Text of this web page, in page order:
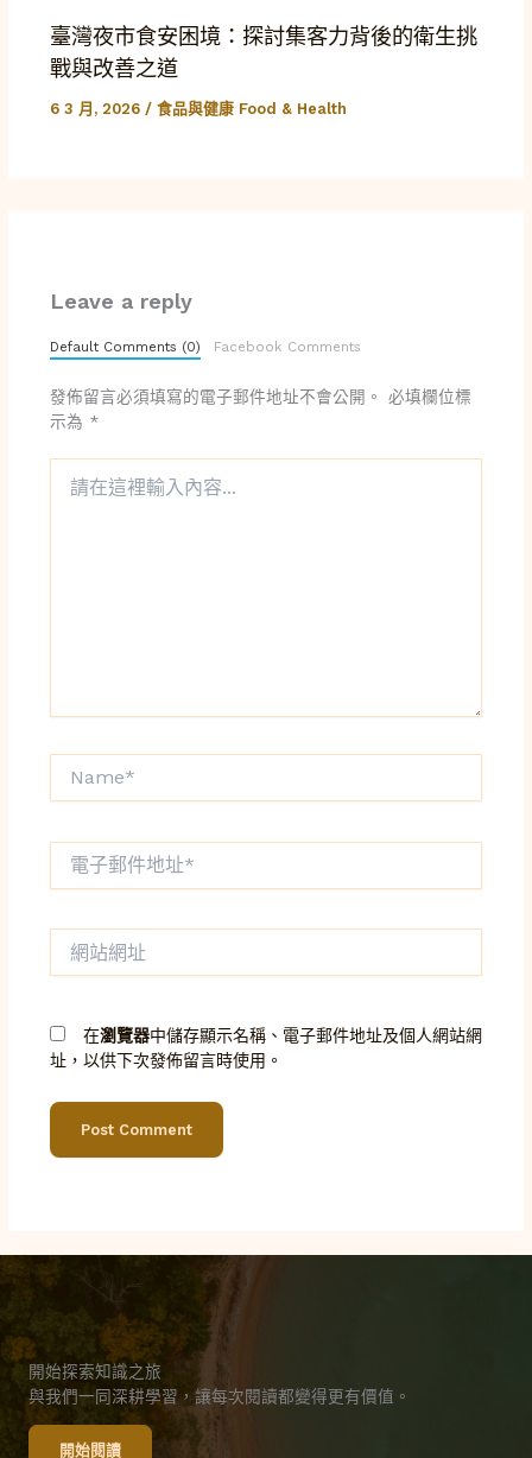
臺灣夜市食安困境：探討集客力背後的衛生挑
戰與改善之道
6 3 月, 2026 / 食品與健康 Food & Health
Leave a reply
Default Comments (0) Facebook Comments
發佈留言必須填寫的電子郵件地址不會公開。
必填欄位標
示為 *
址
在瀏覽器中儲存顯示名稱、電子郵件地址及個人網站網
址，以供下次發佈留言時使用。
開始探索知識之旅
與我們一同深耕學習，讓每次閱讀都變得更有價值。
開始閱讀